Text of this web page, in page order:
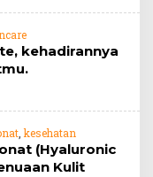
kehadirannya
kesehatan
(Hyaluronic
Kulit